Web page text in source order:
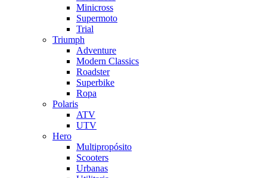
Minicross
Supermoto
Trial
Triumph
Adventure
Modern Classics
Roadster
Superbike
Ropa
Polaris
ATV
UTV
Hero
Multipropósito
Scooters
Urbanas